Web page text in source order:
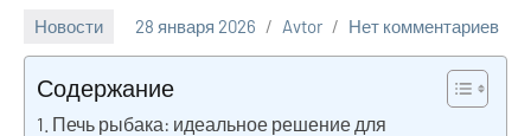
Новости 28 января 2026 Avtor Нет комментариев
Содержание
Печь рыбака: идеальное решение для